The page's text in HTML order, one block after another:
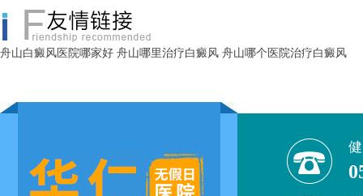
舟山白癜风医院哪家好 舟山哪里治疗白癜风 舟山哪个医院治疗白癜风